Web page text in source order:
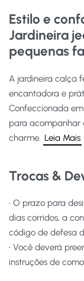
Estilo e
Jardineira
pequenas
A jardineira calça
encantadora e
Confeccionada
para acompanhar
charme. Leia Mais
Trocas &
• O prazo para
dias corridos, a
código de defesa
• Você deverá
instruções de